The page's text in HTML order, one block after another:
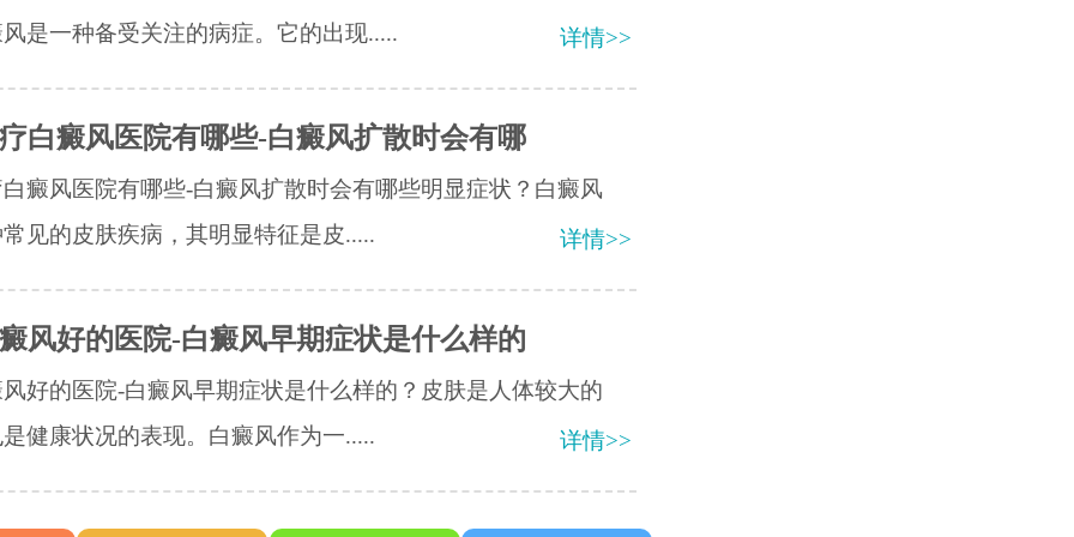
是一种备受关注的病症。它的出现..... 详情>>
白癜风医院有哪些-白癜风扩散时会有哪
癜风医院有哪些-白癜风扩散时会有哪些明显症状？白癜风
见的皮肤疾病，其明显特征是皮.....
详情>>
风好的医院-白癜风早期症状是什么样的
好的医院-白癜风早期症状是什么样的？皮肤是人体较大的
健康状况的表现。白癜风作为一.....
详情>>